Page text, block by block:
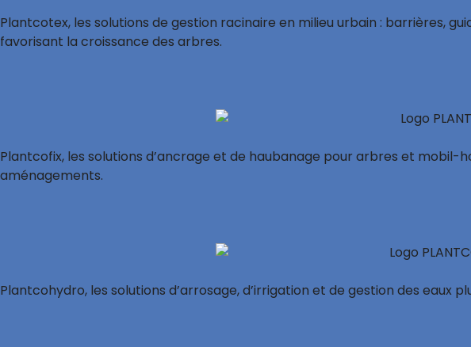
Plantcotex, les solutions de gestion racinaire en milieu urbain : barrières,
favorisant la croissance des arbres.
Plantcofix, les solutions d’ancrage et de haubanage pour arbres et
aménagements.
Plantcohydro, les solutions d’arrosage, d’irrigation et de gestion des eaux